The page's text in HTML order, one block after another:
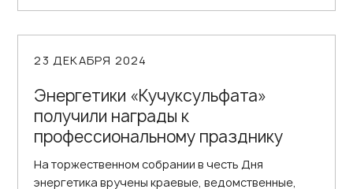
23 ДЕКАБРЯ 2024
Энергетики «Кучуксульфата»
получили награды к
профессиональному празднику
На торжественном собрании в честь Дня
энергетика вручены краевые, ведомственные,